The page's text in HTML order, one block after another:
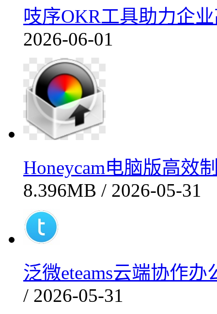
吱序OKR工具助力企
2026-06-01
Honeycam电脑版高效
8.396MB / 2026-05-31
泛微eteams云端协作
/ 2026-05-31